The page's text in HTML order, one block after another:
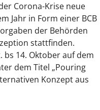
Corona-Krise neue
Jahr in Form einer BCB
der Behörden
stattfinden.
bs 14. Oktober auf dem
dem Titel „Pouring
Konzept aus